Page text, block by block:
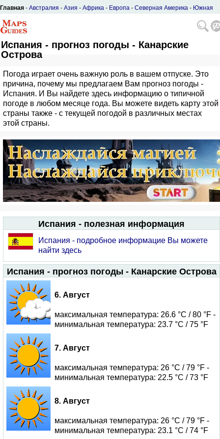
Главная - Австралия - Азия - Африка - Европа - Северная Америка - Южная
Испания - прогноз погоды - Канарские
Острова
Погода играет очень важную роль в вашем отпуске. Это
причина, почему мы предлагаем Вам прогноз погоды -
Испания. И Вы найдете здесь информацию о типичной
погоде в любом месяце года. Вы можете видеть карту этой
страны также - с текущей погодой в различных местах
этой страны.
Испания - полезная информация
Испания - подробное информацие Вы можете
найти здесь
Испания - прогноз погоды - Канарские Острова
6. Август
максимальная температура: 26.6 °C / 80 °F -
минимальная температура: 23.7 °C / 75 °F
7. Август
максимальная температура: 26 °C / 79 °F -
минимальная температура: 22.5 °C / 73 °F
8. Август
максимальная температура: 26 °C / 79 °F -
минимальная температура: 23.1 °C / 74 °F